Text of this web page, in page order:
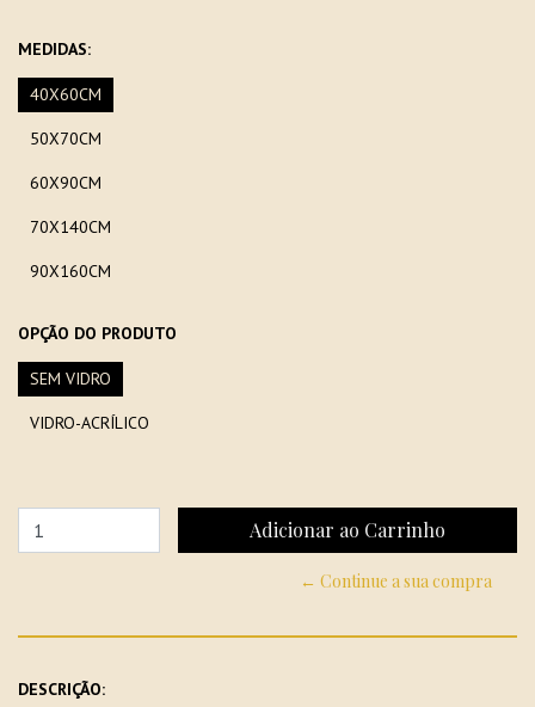
MEDIDAS:
40X60CM
50X70CM
60X90CM
70X140CM
90X160CM
OPÇÃO DO PRODUTO
SEM VIDRO
VIDRO-ACRÍLICO
← Continue a sua compra
DESCRIÇÃO: